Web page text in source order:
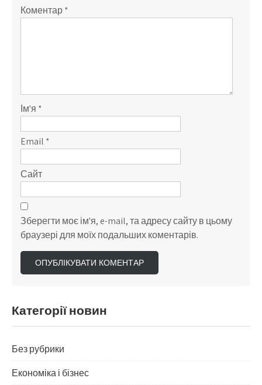
Коментар*
Ім'я *
Email *
Сайт
Зберегти моє ім'я, e-mail, та адресу сайту в цьому
браузері для моїх подальших коментарів.
Категорії новин
Без рубрики
Економіка і бізнес